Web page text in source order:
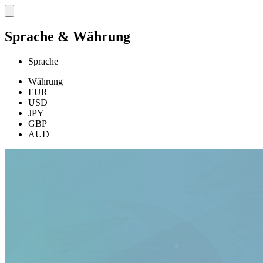
Sprache & Währung
Sprache
Währung
EUR
USD
JPY
GBP
AUD